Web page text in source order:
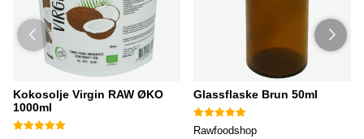
Kokosolje Virgin RAW ØKO
1000ml
Glassflaske Brun 50ml
Rawfoodshop